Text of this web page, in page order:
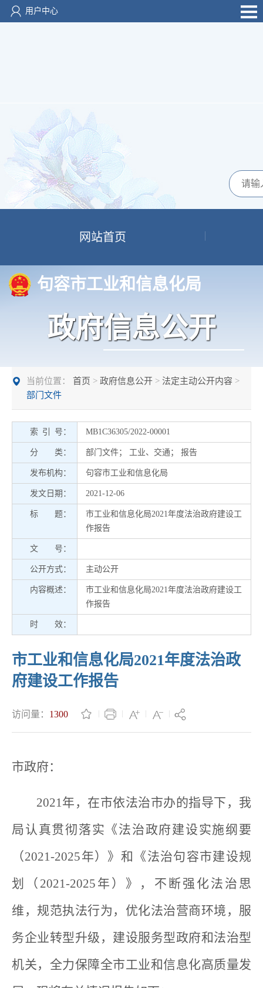
用户中心
网站首页
句容市工业和信息化局
政府信息公开
当前位置： 首页 > 政府信息公开 > 法定主动公开内容 >
部门文件
索 引 号： MB1C36305/2022-00001
分 类： 部门文件； 工业、交通 ； 报告
发布机构： 句容市工业和信息化局
发文日期： 2021-12-06
标 题：
市工业和信息化局2021年度法治政府建设工
作报告
文 号：
公开方式： 主动公开
内容概述：
市工业和信息化局2021年度法治政府建设工
作报告
时 效：
市工业和信息化局2021年度法治政
府建设工作报告
访问量： 1300
市政府：
2021年，在市依法治市办的指导下，我
局认真贯彻落实《法治政府建设实施纲要
（2021-2025年）》和《法治句容市建设规
划（2021-2025年）》，不断强化法治思
维，规范执法行为，优化法治营商环境，服
务企业转型升级，建设服务型政府和法治型
机关，全力保障全市工业和信息化高质量发